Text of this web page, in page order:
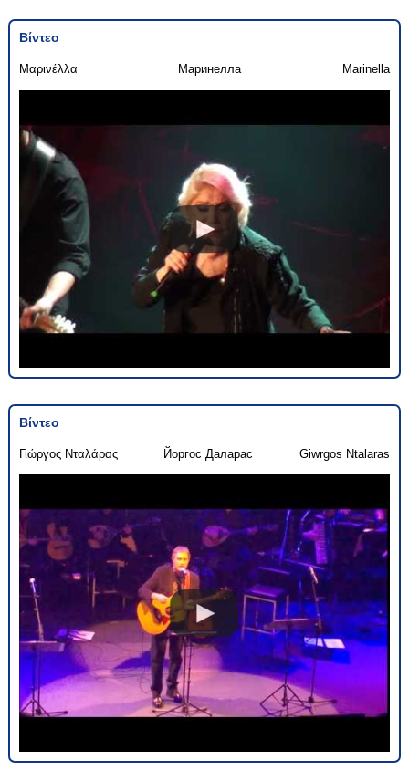
Βίντεο
Μαρινέλλα Маринелла Marinella
Βίντεο
Γιώργος Νταλάρας Йоргос Даларас Giwrgos Ntalaras